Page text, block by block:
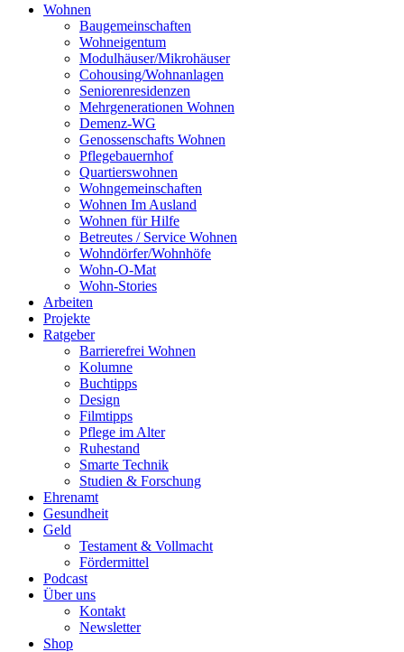
Wohnen
Baugemeinschaften
Wohneigentum
Modulhäuser/Mikrohäuser
Cohousing/Wohnanlagen
Seniorenresidenzen
Mehrgenerationen Wohnen
Demenz-WG
Genossenschafts Wohnen
Pflegebauernhof
Quartierswohnen
Wohngemeinschaften
Wohnen Im Ausland
Wohnen für Hilfe
Betreutes / Service Wohnen
Wohndörfer/Wohnhöfe
Wohn-O-Mat
Wohn-Stories
Arbeiten
Projekte
Ratgeber
Barrierefrei Wohnen
Kolumne
Buchtipps
Design
Filmtipps
Pflege im Alter
Ruhestand
Smarte Technik
Studien & Forschung
Ehrenamt
Gesundheit
Geld
Testament & Vollmacht
Fördermittel
Podcast
Über uns
Kontakt
Newsletter
Shop